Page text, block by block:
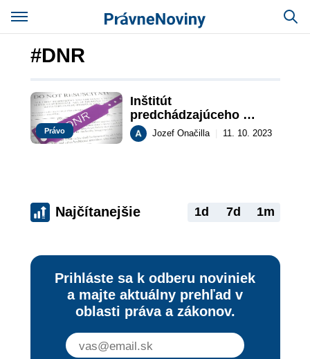
#DNR
Právo
Inštitút
predchádzajúceho
prianiaJozef Onačilla 11. 10. 2023
Najčítanejšie 1d 7d 1m
Prihláste sa k odberu noviniek
a majte aktuálny prehľad v
oblasti práva a zákonov.